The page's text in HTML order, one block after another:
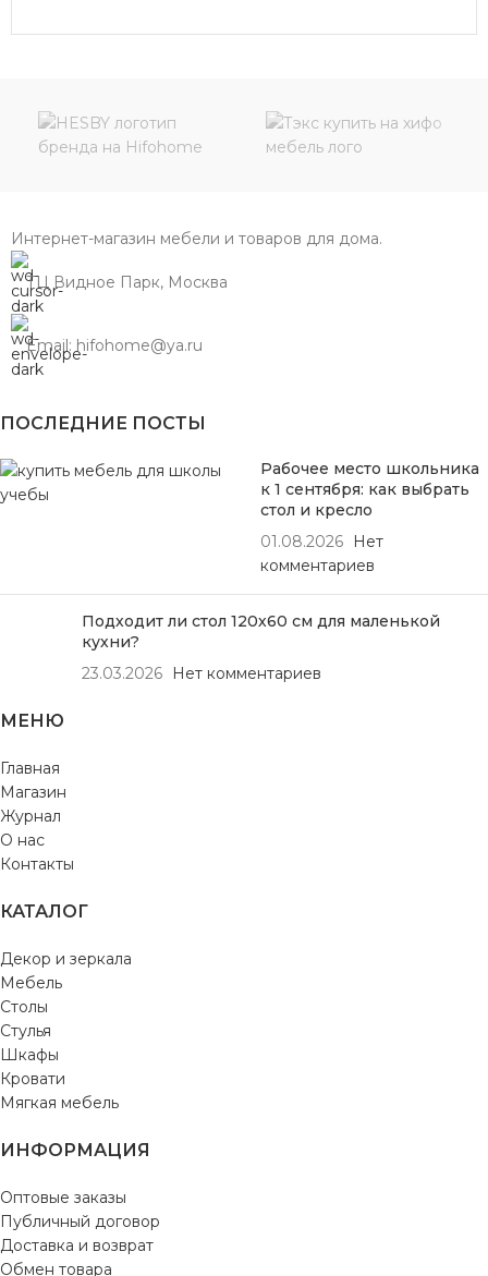
Интернет-магазин мебели и товаров для дома.
ТЦ Видное Парк, Москва
Email: hifohome@ya.ru
ПОСЛЕДНИЕ ПОСТЫ
Рабочее место школьника
к 1 сентября: как выбрать
стол и кресло
01.08.2026
Нет
комментариев
Подходит ли стол 120х60 см для маленькой
кухни?
23.03.2026
Нет комментариев
МЕНЮ
Главная
Магазин
Журнал
О нас
Контакты
КАТАЛОГ
Декор и зеркала
Мебель
Столы
Стулья
Шкафы
Кровати
Мягкая мебель
ИНФОРМАЦИЯ
Оптовые заказы
Публичный договор
Доставка и возврат
Обмен товара